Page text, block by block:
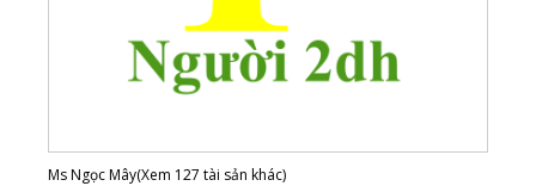
Ms Ngọc Mây(Xem 127 tài sản khác)